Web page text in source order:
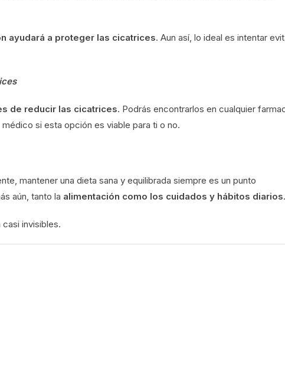
ayudará a proteger las cicatrices. Aun así, lo ideal es intentar
de reducir las cicatrices. Podrás encontrarlos en cualquier
si esta opción es viable para ti o no.
mantener una dieta sana y equilibrada siempre es un punto
aún, tanto la alimentación como los cuidados y hábitos diarios.
invisibles.